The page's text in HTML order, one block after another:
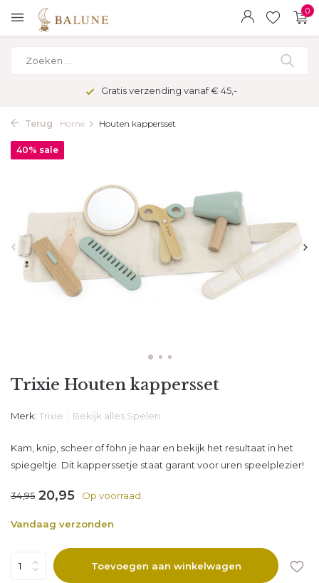
0
Gratis verzending vanaf € 45,-
Terug Home Houten kappersset
Trixie Houten kappersset
40% sale
Merk: Trixie Bekijk alles Spelen
Kam, knip, scheer of föhn je haar en bekijk het resultaat in het
spiegeltje. Dit kapperssetje staat garant voor uren speelplezier!
34,95 20,95 Op voorraad
Vandaag verzonden
Toevoegen aan winkelwagen